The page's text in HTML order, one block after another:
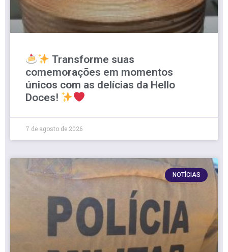
Transforme suas
comemorações em momentos
únicos com as delícias da Hello
Doces!
7 de agosto de 2026
NOTÍCIAS